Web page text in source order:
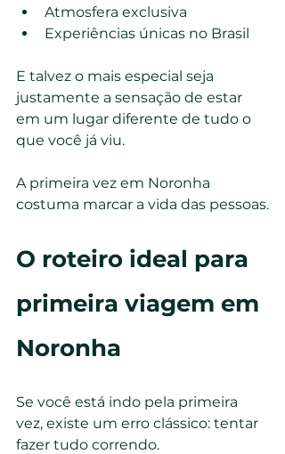
Atmosfera exclusiva
Experiências únicas no Brasil
E talvez o mais especial seja
justamente a sensação de estar
em um lugar diferente de tudo o
que você já viu.
A primeira vez em Noronha
costuma marcar a vida das pessoas.
O roteiro ideal para
primeira viagem em
Noronha
Se você está indo pela primeira
vez, existe um erro clássico: tentar
fazer tudo correndo.